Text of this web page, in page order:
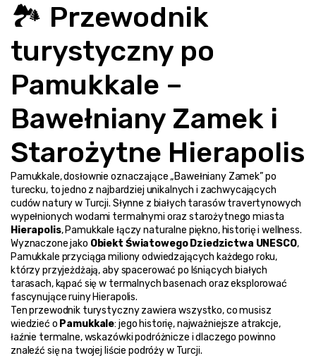
🏞️ Przewodnik
turystyczny po
Pamukkale –
Bawełniany Zamek i
Starożytne Hierapolis
Pamukkale, dosłownie oznaczające „Bawełniany Zamek” po
turecku, to jedno z najbardziej unikalnych i zachwycających
cudów natury w Turcji. Słynne z białych tarasów travertynowych
Hierapolis, Pamukkale łączy naturalne piękno, historię i wellness.
Wyznaczone jako Obiekt Światowego Dziedzictwa UNESCO,
Pamukkale przyciąga miliony odwiedzających każdego roku,
którzy przyjeżdżają, aby spacerować po lśniących białych
tarasach, kąpać się w termalnych basenach oraz eksplorować
fascynujące ruiny Hierapolis.
Ten przewodnik turystyczny zawiera wszystko, co musisz
wiedzieć o Pamukkale: jego historię, najważniejsze atrakcje,
łaźnie termalne, wskazówki podróżnicze i dlaczego powinno
znaleźć się na twojej liście podróży w Turcji.